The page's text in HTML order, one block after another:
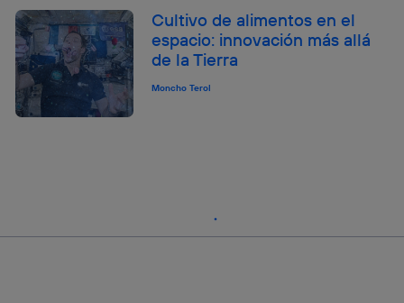
Cultivo de alimentos en el
espacio: innovación más allá
de la Tierra
Moncho Terol